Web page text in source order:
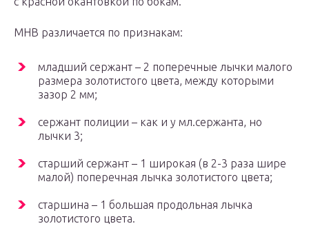
МНВ различается по признакам:
младший сержант – 2 поперечные лычки малого
размера золотистого цвета, между которыми
зазор 2 мм;
сержант полиции – как и у мл.сержанта, но
лычки 3;
старший сержант – 1 широкая (в 2-3 раза шире
малой) поперечная лычка золотистого цвета;
старшина – 1 большая продольная лычка
золотистого цвета.